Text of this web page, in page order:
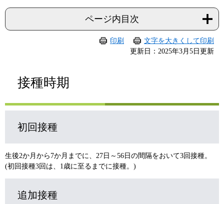
ページ内目次
印刷
文字を大きくして印刷
更新日：2025年3月5日更新
接種時期
初回接種
生後2か月から7か月までに、27日～56日の間隔をおいて3回接種。
(初回接種3回は、1歳に至るまでに接種。)
追加接種